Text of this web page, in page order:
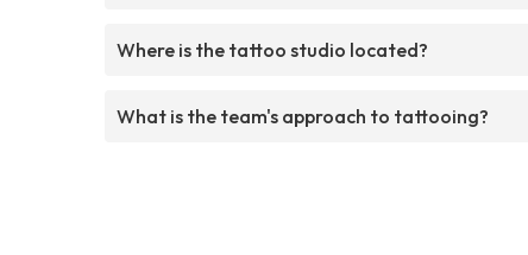
Where is the tattoo studio located?
What is the team's approach to tattooing?